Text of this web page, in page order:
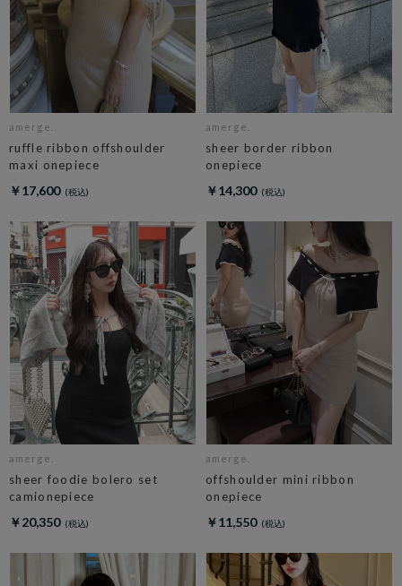
amerge.
ruffle ribbon offshoulder
maxi onepiece
￥17,600
amerge.
sheer border ribbon
onepiece
￥14,300
amerge.
sheer foodie bolero set
camionepiece
￥20,350
amerge.
offshoulder mini ribbon
onepiece
￥11,550